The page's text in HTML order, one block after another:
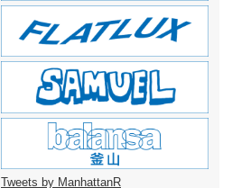
Tweets by ManhattanR